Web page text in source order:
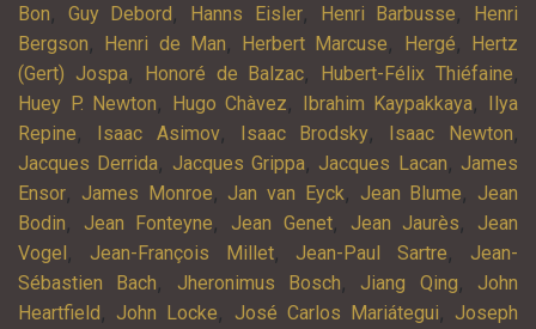
Bon, Guy Debord , Hanns Eisler, Henri Barbusse,
Henri
Bergson, Henri de Man, Herbert Marcuse, Hergé,
Hertz
(Gert) Jospa, Honoré de Balzac, Hubert-Félix Thiéfaine,
Huey P. Newton, Hugo Chàvez, Ibrahim Kaypakkaya,
Ilya
Repine, Isaac Asimov, Isaac Brodsky, Isaac Newton,
Jacques Derrida, Jacques Grippa, Jacques Lacan, James
Ensor, James Monroe, Jan van Eyck, Jean Blume, Jean
Bodin, Jean Fonteyne, Jean Genet, Jean Jaurès, Jean
Vogel , Jean-François Millet, Jean-Paul Sartre, Jean-
Sébastien Bach, Jheronimus Bosch, Jiang Qing, John
Heartfield , John Locke, José Carlos Mariátegui, Joseph